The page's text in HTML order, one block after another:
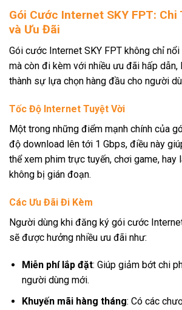
Gói Cước Internet SKY FPT:
và Ưu Đãi
Gói cước Internet SKY FPT không chỉ
mà còn đi kèm với nhiều ưu đãi hấp dẫn,
thành sự lựa chọn hàng đầu cho người
Tốc Độ Internet Tuyệt Vời
Một trong những điểm mạnh chính của
độ download lên tới 1 Gbps, điều này
thể xem phim trực tuyến, chơi game, hay
không bị gián đoạn.
Các Ưu Đãi Đi Kèm
Người dùng khi đăng ký gói cước
sẽ được hưởng nhiều ưu đãi như:
Miễn phí lắp đặt: Giúp giảm bớt chi
người dùng mới.
Khuyến mãi hàng tháng: Có các